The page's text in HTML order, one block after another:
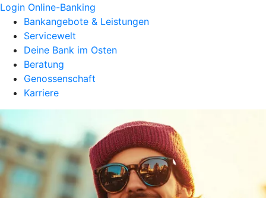
Login Online-Banking
Bankangebote & Leistungen
Servicewelt
Deine Bank im Osten
Beratung
Genossenschaft
Karriere